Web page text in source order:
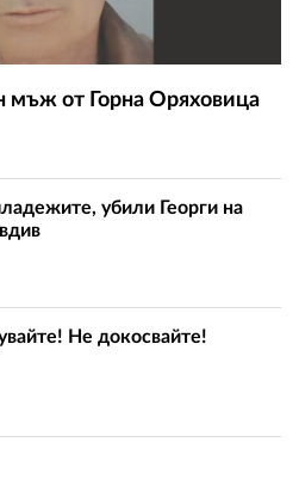
мъж от Горна Оряховица
убили Георги на
Не докосвайте!